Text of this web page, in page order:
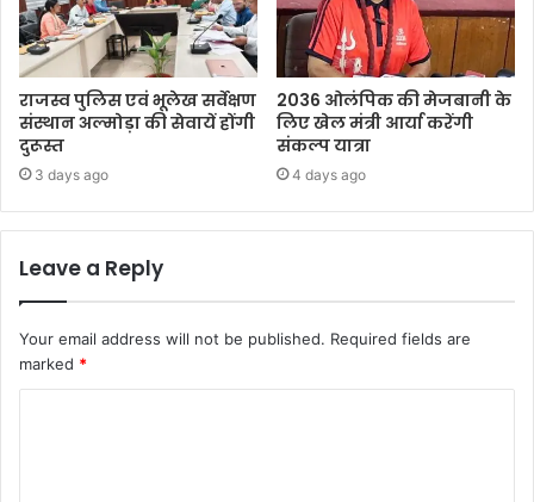
राजस्व पुलिस एवं भूलेख सर्वेक्षण
संस्थान अल्मोड़ा की सेवायें होंगी
दुरूस्त
3 days ago
2036 ओलंपिक की मेजबानी के
लिए खेल मंत्री आर्या करेंगी
संकल्प यात्रा
4 days ago
Leave a Reply
Your email address will not be published. Required fields are
marked *